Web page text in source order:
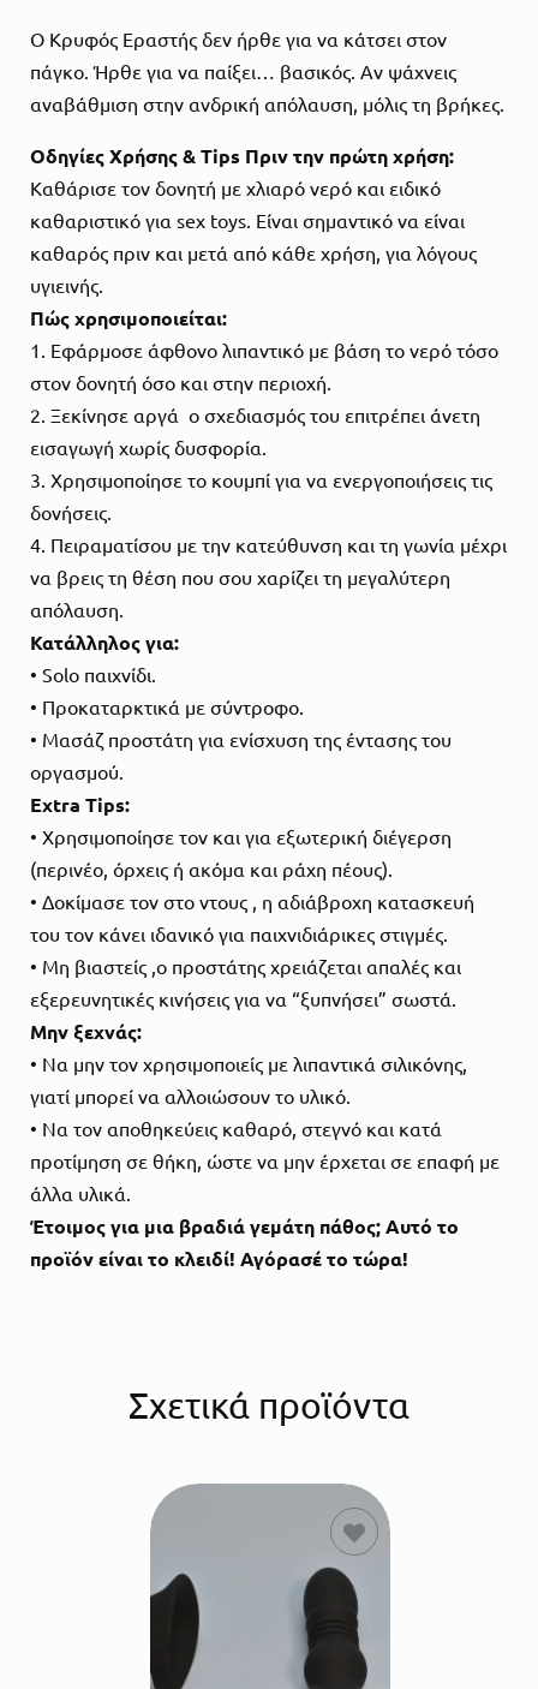
Ο Κρυφός Εραστής δεν ήρθε για να κάτσει στον
πάγκο. Ήρθε για να παίξει… βασικός. Αν ψάχνεις
αναβάθμιση στην ανδρική απόλαυση, μόλις τη βρήκες.
Οδηγίες Χρήσης & Tips Πριν την πρώτη χρήση:
Καθάρισε τον δονητή με χλιαρό νερό και ειδικό
καθαριστικό για sex toys. Είναι σημαντικό να είναι
καθαρός πριν και μετά από κάθε χρήση, για λόγους
υγιεινής.
Πώς χρησιμοποιείται:
1. Εφάρμοσε άφθονο λιπαντικό με βάση το νερό τόσο
στον δονητή όσο και στην περιοχή.
2. Ξεκίνησε αργά ο σχεδιασμός του επιτρέπει άνετη
εισαγωγή χωρίς δυσφορία.
3. Χρησιμοποίησε το κουμπί για να ενεργοποιήσεις τις
δονήσεις.
4. Πειραματίσου με την κατεύθυνση και τη γωνία μέχρι
να βρεις τη θέση που σου χαρίζει τη μεγαλύτερη
απόλαυση.
Κατάλληλος για:
• Solo παιχνίδι.
• Προκαταρκτικά με σύντροφο.
• Μασάζ προστάτη για ενίσχυση της έντασης του
οργασμού.
Extra Tips:
• Χρησιμοποίησε τον και για εξωτερική διέγερση
(περινέο, όρχεις ή ακόμα και ράχη πέους).
• Δοκίμασε τον στο ντους , η αδιάβροχη κατασκευή
του τον κάνει ιδανικό για παιχνιδιάρικες στιγμές.
• Μη βιαστείς ,ο προστάτης χρειάζεται απαλές και
εξερευνητικές κινήσεις για να “ξυπνήσει” σωστά.
Μην ξεχνάς:
• Να μην τον χρησιμοποιείς με λιπαντικά σιλικόνης,
γιατί μπορεί να αλλοιώσουν το υλικό.
• Να τον αποθηκεύεις καθαρό, στεγνό και κατά
προτίμηση σε θήκη, ώστε να μην έρχεται σε επαφή με
άλλα υλικά.
Έτοιμος για μια βραδιά γεμάτη πάθος; Αυτό το
προϊόν είναι το κλειδί! Αγόρασέ το τώρα!
Σχετικά προϊόντα